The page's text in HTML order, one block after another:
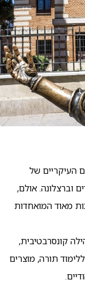
שני המרכזים העיקריים של
מדריד, בה חיים כ-15.000 יהודים וברצלונה. אולם,
קטנות מאוד המואחדות
קונסרבטיבית,
תורה, מוצרים